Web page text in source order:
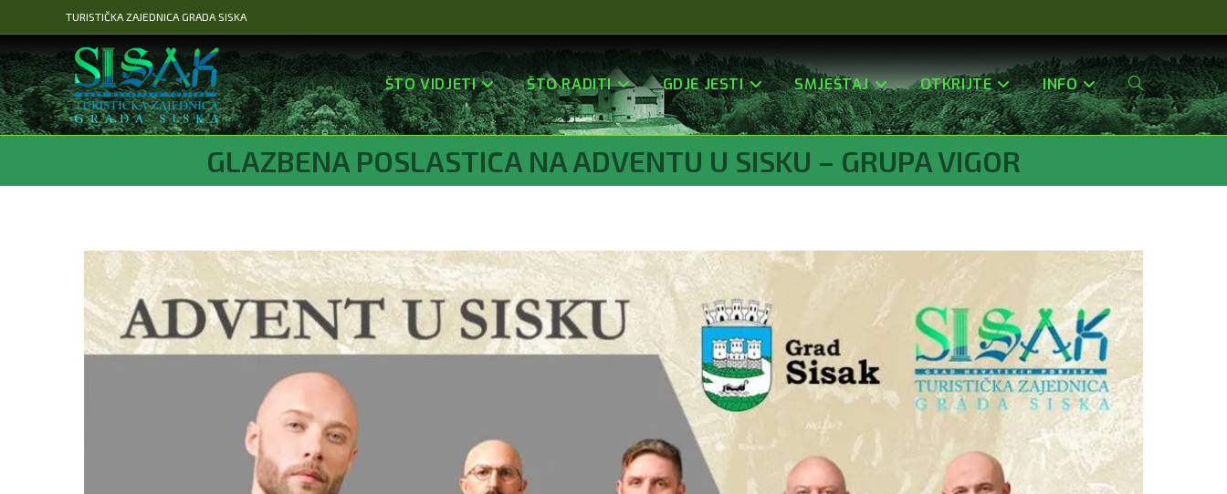
na
sadržaj
TURISTIČKA ZAJEDNICA GRADA SISKA
ŠTO VIDJETI ŠTO RADITI GDJE JESTI SMJEŠTAJ OTKRIJTE INFO Uključi/isključi
Web-
GLAZBENA POSLASTICA NA ADVENTU U SISKU – GRUPA VIGOR